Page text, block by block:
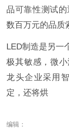
品可靠性测试
数百万元的品质
LED制造是另一
极其敏感，微
龙头企业采用
定，还将烘
编辑：